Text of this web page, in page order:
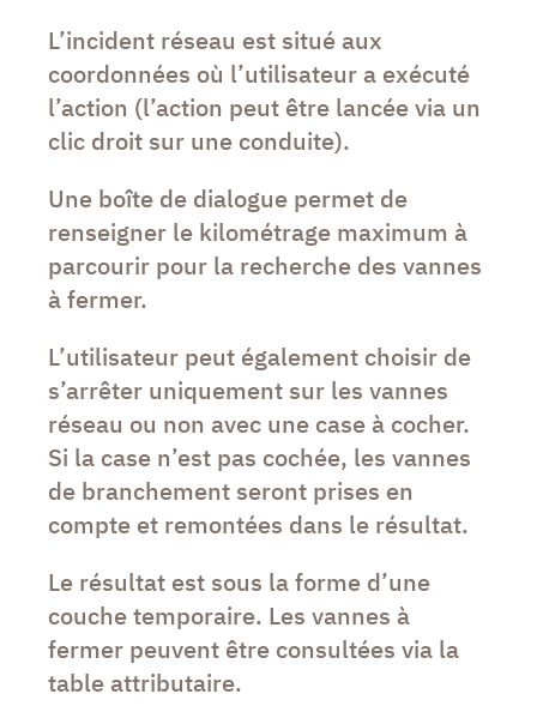
L’incident réseau est situé aux
coordonnées où l’utilisateur a exécuté
l’action (l’action peut être lancée via un
clic droit sur une conduite).
Une boîte de dialogue permet de
renseigner le kilométrage maximum à
parcourir pour la recherche des vannes
à fermer.
L’utilisateur peut également choisir de
s’arrêter uniquement sur les vannes
réseau ou non avec une case à cocher.
Si la case n’est pas cochée, les vannes
de branchement seront prises en
compte et remontées dans le résultat.
Le résultat est sous la forme d’une
couche temporaire. Les vannes à
fermer peuvent être consultées via la
table attributaire.